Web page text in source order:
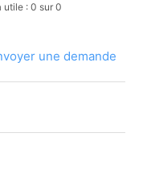
utile : 0 sur 0
une demande